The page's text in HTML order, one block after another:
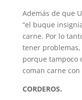
Además de que
“el buque
carne. Por lo
tener
porque tampoco
coman carne
CORDEROS.